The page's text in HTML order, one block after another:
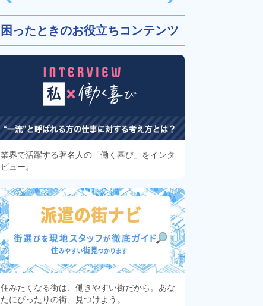
困ったときのお役立ちコンテンツ
業界で活躍する著名人の「働く喜び」をインタ
ビュー。
住みたくなる街は、働きやすい街だから。あな
たにぴったりの街、見つけよう。